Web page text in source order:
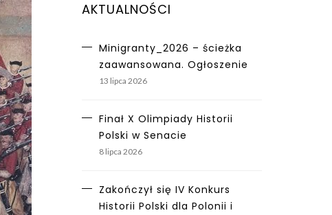
AKTUALNOŚCI
Minigranty_2026 – ścieżka
zaawansowana. Ogłoszenie
13 lipca 2026
Finał X Olimpiady Historii
Polski w Senacie
8 lipca 2026
Zakończył się IV Konkurs
Historii Polski dla Polonii i